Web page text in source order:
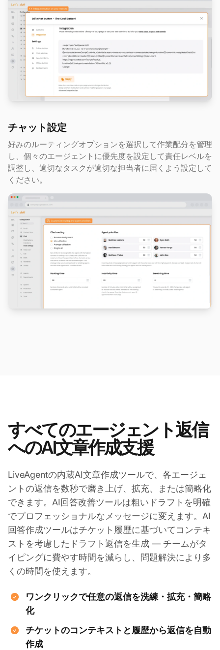
チャット設定
好みのルーティングオプションを選択して作業配分を管理
し、個々のエージェントに優先度を設定して責任レベルを
調整し、適切なタスクが適切な担当者に届くよう設定して
ください。
すべてのエージェント返信
へのAI文章作成支援
LiveAgentの内蔵AI文章作成ツールで、各エージェ
ントの返信を数秒で磨き上げ、拡充、または簡略化
できます。AI回答改善ツールは粗いドラフトを明確
でプロフェッショナルなメッセージに変えます。AI
回答作成ツールはチケット履歴に基づいてコンテキ
ストを考慮したドラフト返信を生成 — チームがタ
イピングに費やす時間を減らし、問題解決により多
くの時間を使えます。
ワンクリックで任意の返信を洗練・拡充・簡略
化
チケットのコンテキストと履歴から返信を自動
作成